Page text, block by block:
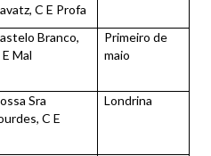
C E Profa
Branco,
E Mal
Primeiro de
maio
Sra
C E
Londrina